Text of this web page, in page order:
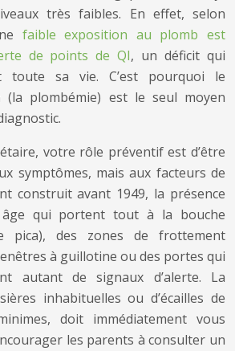
très faibles. En effet, selon
faible exposition au plomb est
de points de QI, un déficit qui
toute sa vie. C’est pourquoi le
(la plombémie) est le seul moyen
votre rôle préventif est d’être
symptômes, mais aux facteurs de
construit avant 1949, la présence
âge qui portent tout à la bouche
pica), des zones de frottement
à guillotine ou des portes qui
autant de signaux d’alerte. La
inhabituelles ou d’écailles de
doit immédiatement vous
les parents à consulter un